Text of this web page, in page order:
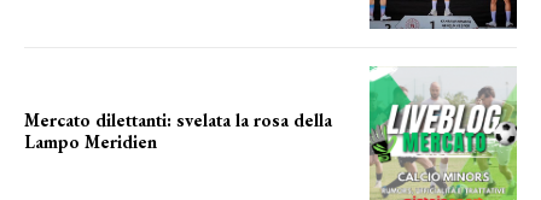
Mercato dilettanti: svelata la rosa della
Lampo Meridien